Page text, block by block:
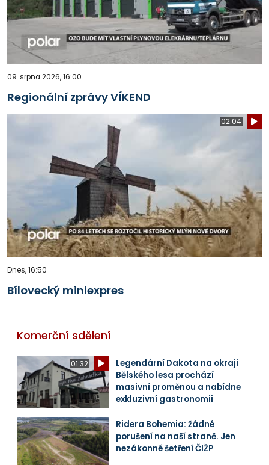
09. srpna 2026, 16:00
Regionální zprávy VÍKEND
02:04
Dnes, 16:50
Bílovecký miniexpres
Komerční sdělení
01:32
Legendární Dakota na okraji
Bělského lesa prochází
masivní proměnou a nabídne
exkluzivní gastronomii
Ridera Bohemia: žádné
porušení na naší straně. Jen
nezákonné šetření ČIŽP